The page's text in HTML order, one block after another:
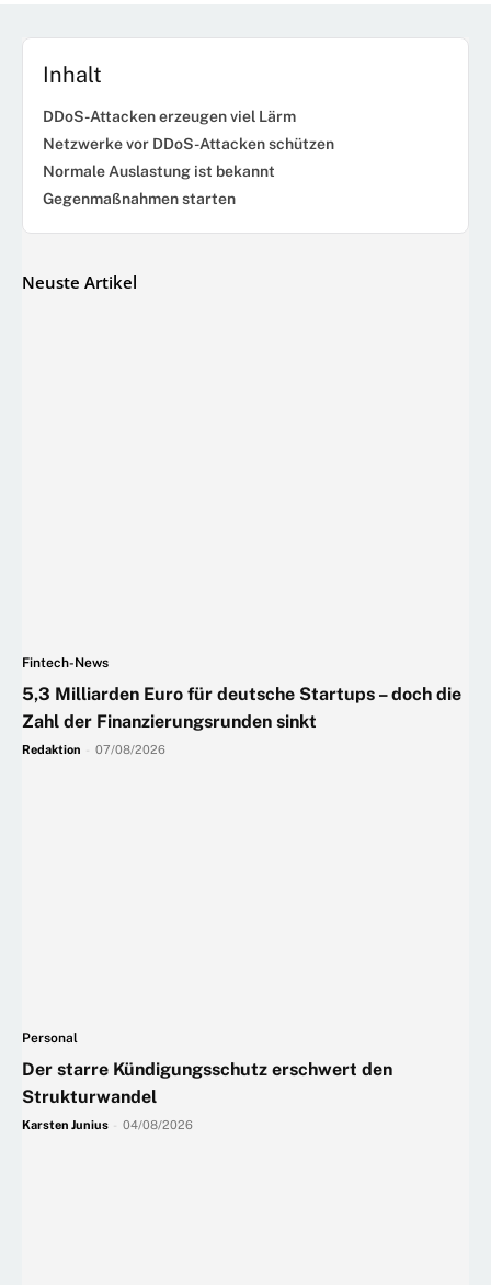
Inhalt
DDoS-Attacken erzeugen viel Lärm
Netzwerke vor DDoS-Attacken schützen
Normale Auslastung ist bekannt
Gegenmaßnahmen starten
Neuste Artikel
Fintech-News
5,3 Milliarden Euro für deutsche Startups – doch die
Zahl der Finanzierungsrunden sinkt
Redaktion 07/08/2026
Personal
Der starre Kündigungsschutz erschwert den
Strukturwandel
Karsten Junius 04/08/2026